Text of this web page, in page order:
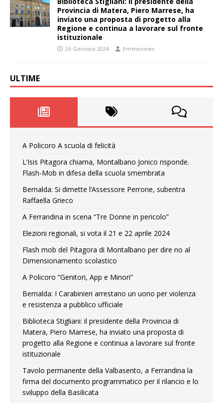
Provincia di Matera, Piero Marrese, ha
inviato una proposta di progetto alla
Regione e continua a lavorare sul fronte
istituzionale
26 Gennaio 2024 Emmenews
ULTIME
A Policoro A scuola di felicità
L’Isis Pitagora chiama, Montalbano Jonico risponde.
Flash-Mob in difesa della scuola smembrata
Bernalda: Si dimette l’Assessore Perrone, subentra
Raffaella Grieco
A Ferrandina in scena “Tre Donne in pericolo”
Elezioni regionali, si vota il 21 e 22 aprile 2024
Flash mob del Pitagora di Montalbano per dire no al
Dimensionamento scolastico
A Policoro “Genitori, App e Minori”
Bernalda: I Carabinieri arrestano un uono per violenza
e resistenza a pubblico ufficiale
Biblioteca Stigliani: il presidente della Provincia di
Matera, Piero Marrese, ha inviato una proposta di
progetto alla Regione e continua a lavorare sul fronte
istituzionale
Tavolo permanente della Valbasento, a Ferrandina la
firma del documento programmatico per il rilancio e lo
sviluppo della Basilicata